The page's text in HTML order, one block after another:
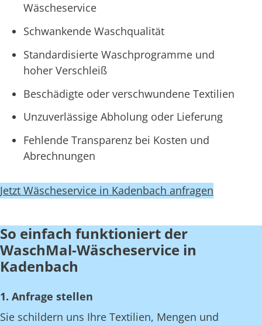
Wäscheservice
Schwankende Waschqualität
Standardisierte Waschprogramme und
hoher Verschleiß
Beschädigte oder verschwundene Textilien
Unzuverlässige Abholung oder Lieferung
Fehlende Transparenz bei Kosten und
Abrechnungen
Jetzt Wäscheservice in Kadenbach anfragen
So einfach funktioniert der
WaschMal-Wäscheservice in
Kadenbach
1. Anfrage stellen
Sie schildern uns Ihre Textilien, Mengen und